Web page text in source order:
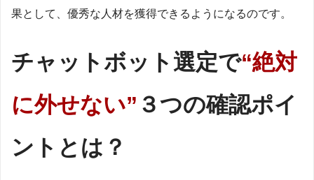
果として、優秀な人材を獲得できるようになるのです。
チャットボット選定で“絶対
に外せない” ３つの確認ポイ
ントとは？